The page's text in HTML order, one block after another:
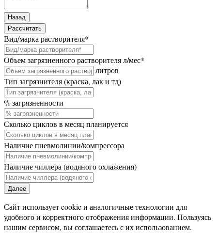
Назад
Рассчитать
Вид/марка растворителя*
Объем загрязненного растворителя л/мес*
литров
Тип загрязнителя (краска, лак и тд)
% загрязненности
Сколько циклов в месяц планируется
Наличие пневмолинии/компрессора
Наличие чиллера (водяного охлажения)
Далее
Сайт использует cookie и аналогичные технологии для
удобного и корректного отображения информации. Пользуясь
нашим сервисом, вы соглашаетесь с их использованием.